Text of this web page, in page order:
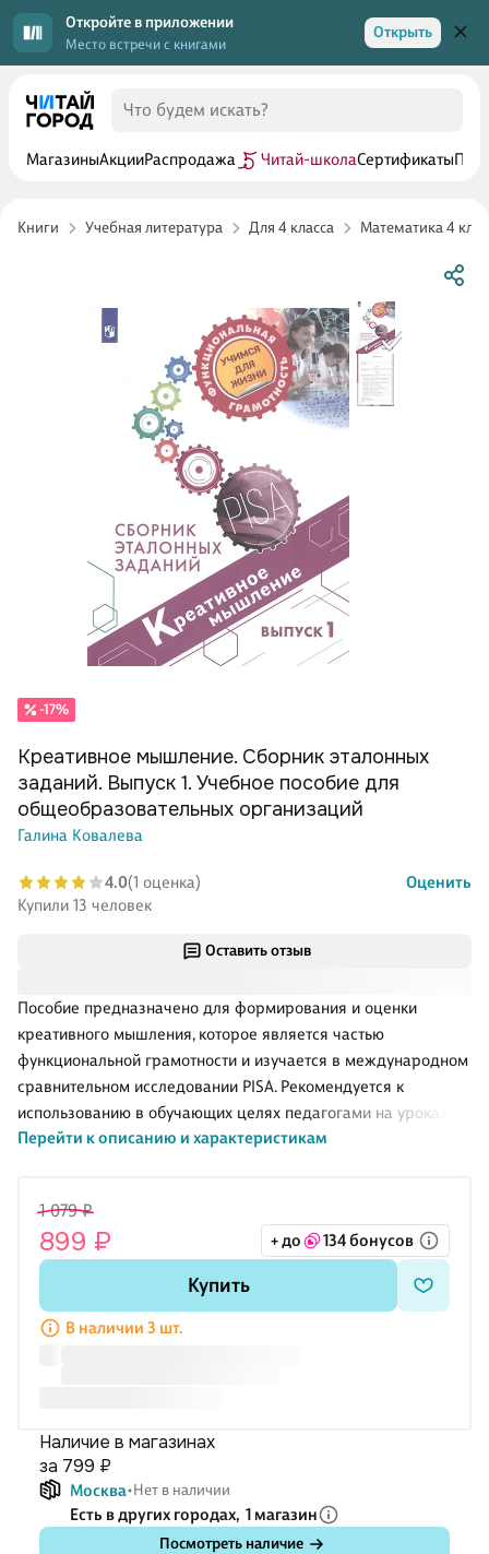
Откройте в приложении
Место встречи с книгами
Открыть
МагазиныАкцииРаспродажа Читай-школаСертификаты
Книги Учебная литература Для 4 класса Математика 4
Оставить отзыв
Пособие предназначено для формирования и оценки
креативного мышления, которое является частью
функциональной грамотности и изучается в международном
сравнительном исследовании PISA. Рекомендуется к
использованию в обучающих целях педагогами на уроках и
во внеурочной деятельности, а также администрацией
Перейти к описанию и характеристикам
-17%
Креативное мышление. Сборник эталонных
заданий. Выпуск 1. Учебное пособие для
общеобразовательных организаций
Галина Ковалева
4.0(1 оценка)
Оценить
Купили 13 человек
1 079 ₽
899 ₽ + до 134 бонусов
Купить
В наличии 3 шт.
Наличие в магазинах
за 799 ₽
Москва Нет в наличии
Есть в других городах, 1 магазин
Посмотреть наличие